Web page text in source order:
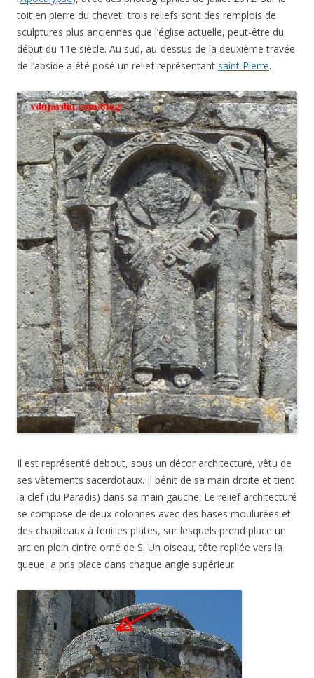
toit en pierre du chevet, trois reliefs sont des remplois de
sculptures plus anciennes que l’église actuelle, peut-être du
début du 11e siècle. Au sud, au-dessus de la deuxième travée
de l’abside a été posé un relief représentant saint Pierre.
Il est représenté debout, sous un décor architecturé, vêtu de
ses vêtements sacerdotaux. Il bénit de sa main droite et tient
la clef (du Paradis) dans sa main gauche. Le relief architecturé
se compose de deux colonnes avec des bases moulurées et
des chapiteaux à feuilles plates, sur lesquels prend place un
arc en plein cintre orné de S. Un oiseau, tête repliée vers la
queue, a pris place dans chaque angle supérieur.